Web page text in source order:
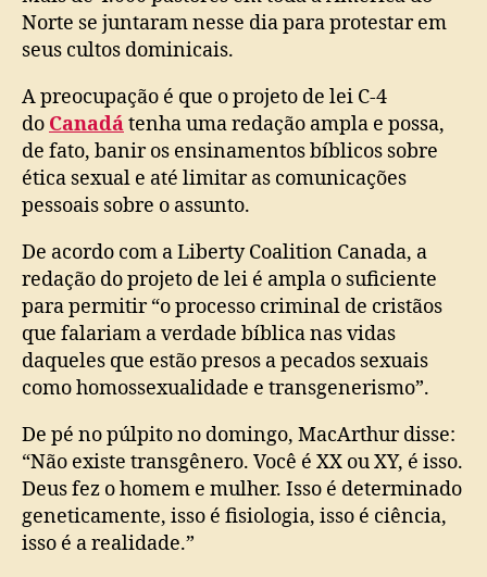
Norte se juntaram nesse dia para protestar em
seus cultos dominicais.
A preocupação é que o projeto de lei C-4
do Canadátenha uma redação ampla e possa,
de fato, banir os ensinamentos bíblicos sobre
ética sexual e até limitar as comunicações
pessoais sobre o assunto.
De acordo com a Liberty Coalition Canada, a
redação do projeto de lei é ampla o suficiente
para permitir “o processo criminal de cristãos
que falariam a verdade bíblica nas vidas
daqueles que estão presos a pecados sexuais
como homossexualidade e transgenerismo”.
De pé no púlpito no domingo, MacArthur disse:
“Não existe transgênero. Você é XX ou XY, é isso.
Deus fez o homem e mulher. Isso é determinado
geneticamente, isso é fisiologia, isso é ciência,
isso é a realidade.”